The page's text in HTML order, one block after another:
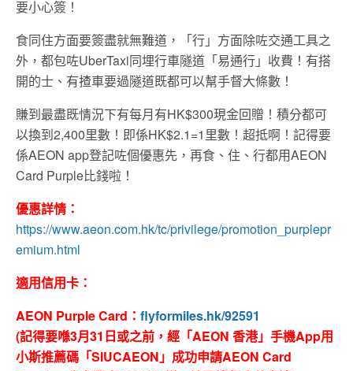
要小心簽！
食同住方面要簽盡就無難道，「行」方面除咗交通工具之
外，都包咗UberTaxi同埋行車隧道「易通行」收費！有搭
開的士、有揸車要過隧道既都可以幫手督大條數！
賺到最盡既情況下有每月有HK$300現金回贈！積分都可
以換到2,400里數！即係HK$2.1=1里數！超抵啊！記得要
係AEON app登記咗個優惠先，再食、住、行都用AEON
Card Purple比錢啦！
優惠詳情：
https://www.aeon.com.hk/tc/privilege/promotion_purplepr
emium.html
適用信用卡：
AEON Purple Card： flyformiles.hk/92591
(記得要喺3月31 日或之前，經「AEON 香港」手機App用
小斯推薦碼「SIUCAEON 」成功申請AEON Card